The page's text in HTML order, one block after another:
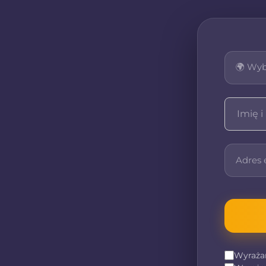
W ramach naszej działalności
rozliczeniami
składaniu wniosków o świadczenia oraz
delegujących pracowników za granicę.
również pomoc przy załatwianiu
ubezpieczeniem zdrowotnym czy